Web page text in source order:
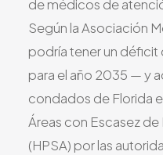
Vértigo y Mareo
de médicos de
Según la Asociación
podría tener un
para el año 2035 — y
condados de Florida
Áreas con Escasez
(HPSA) por las